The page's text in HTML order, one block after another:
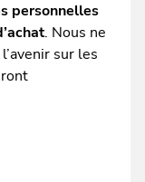
personnelles
. Nous ne
sur les